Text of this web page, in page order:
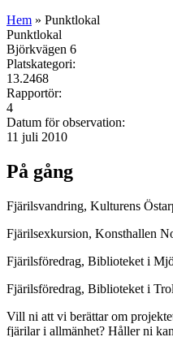
Hem » Punktlokal
Punktlokal
Björkvägen 6
Platskategori:
13.2468
Rapportör:
4
Datum för observation:
11 juli 2010
På gång
Fjärilsvandring, Kulturens
Fjärilsexkursion, Konsthallen
Fjärilsföredrag, Biblioteket i
Fjärilsföredrag, Biblioteket i
Vill ni att vi berättar om
fjärilar i allmänhet? Håller ni